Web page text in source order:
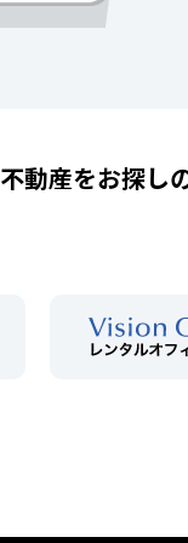
不動産をお探し